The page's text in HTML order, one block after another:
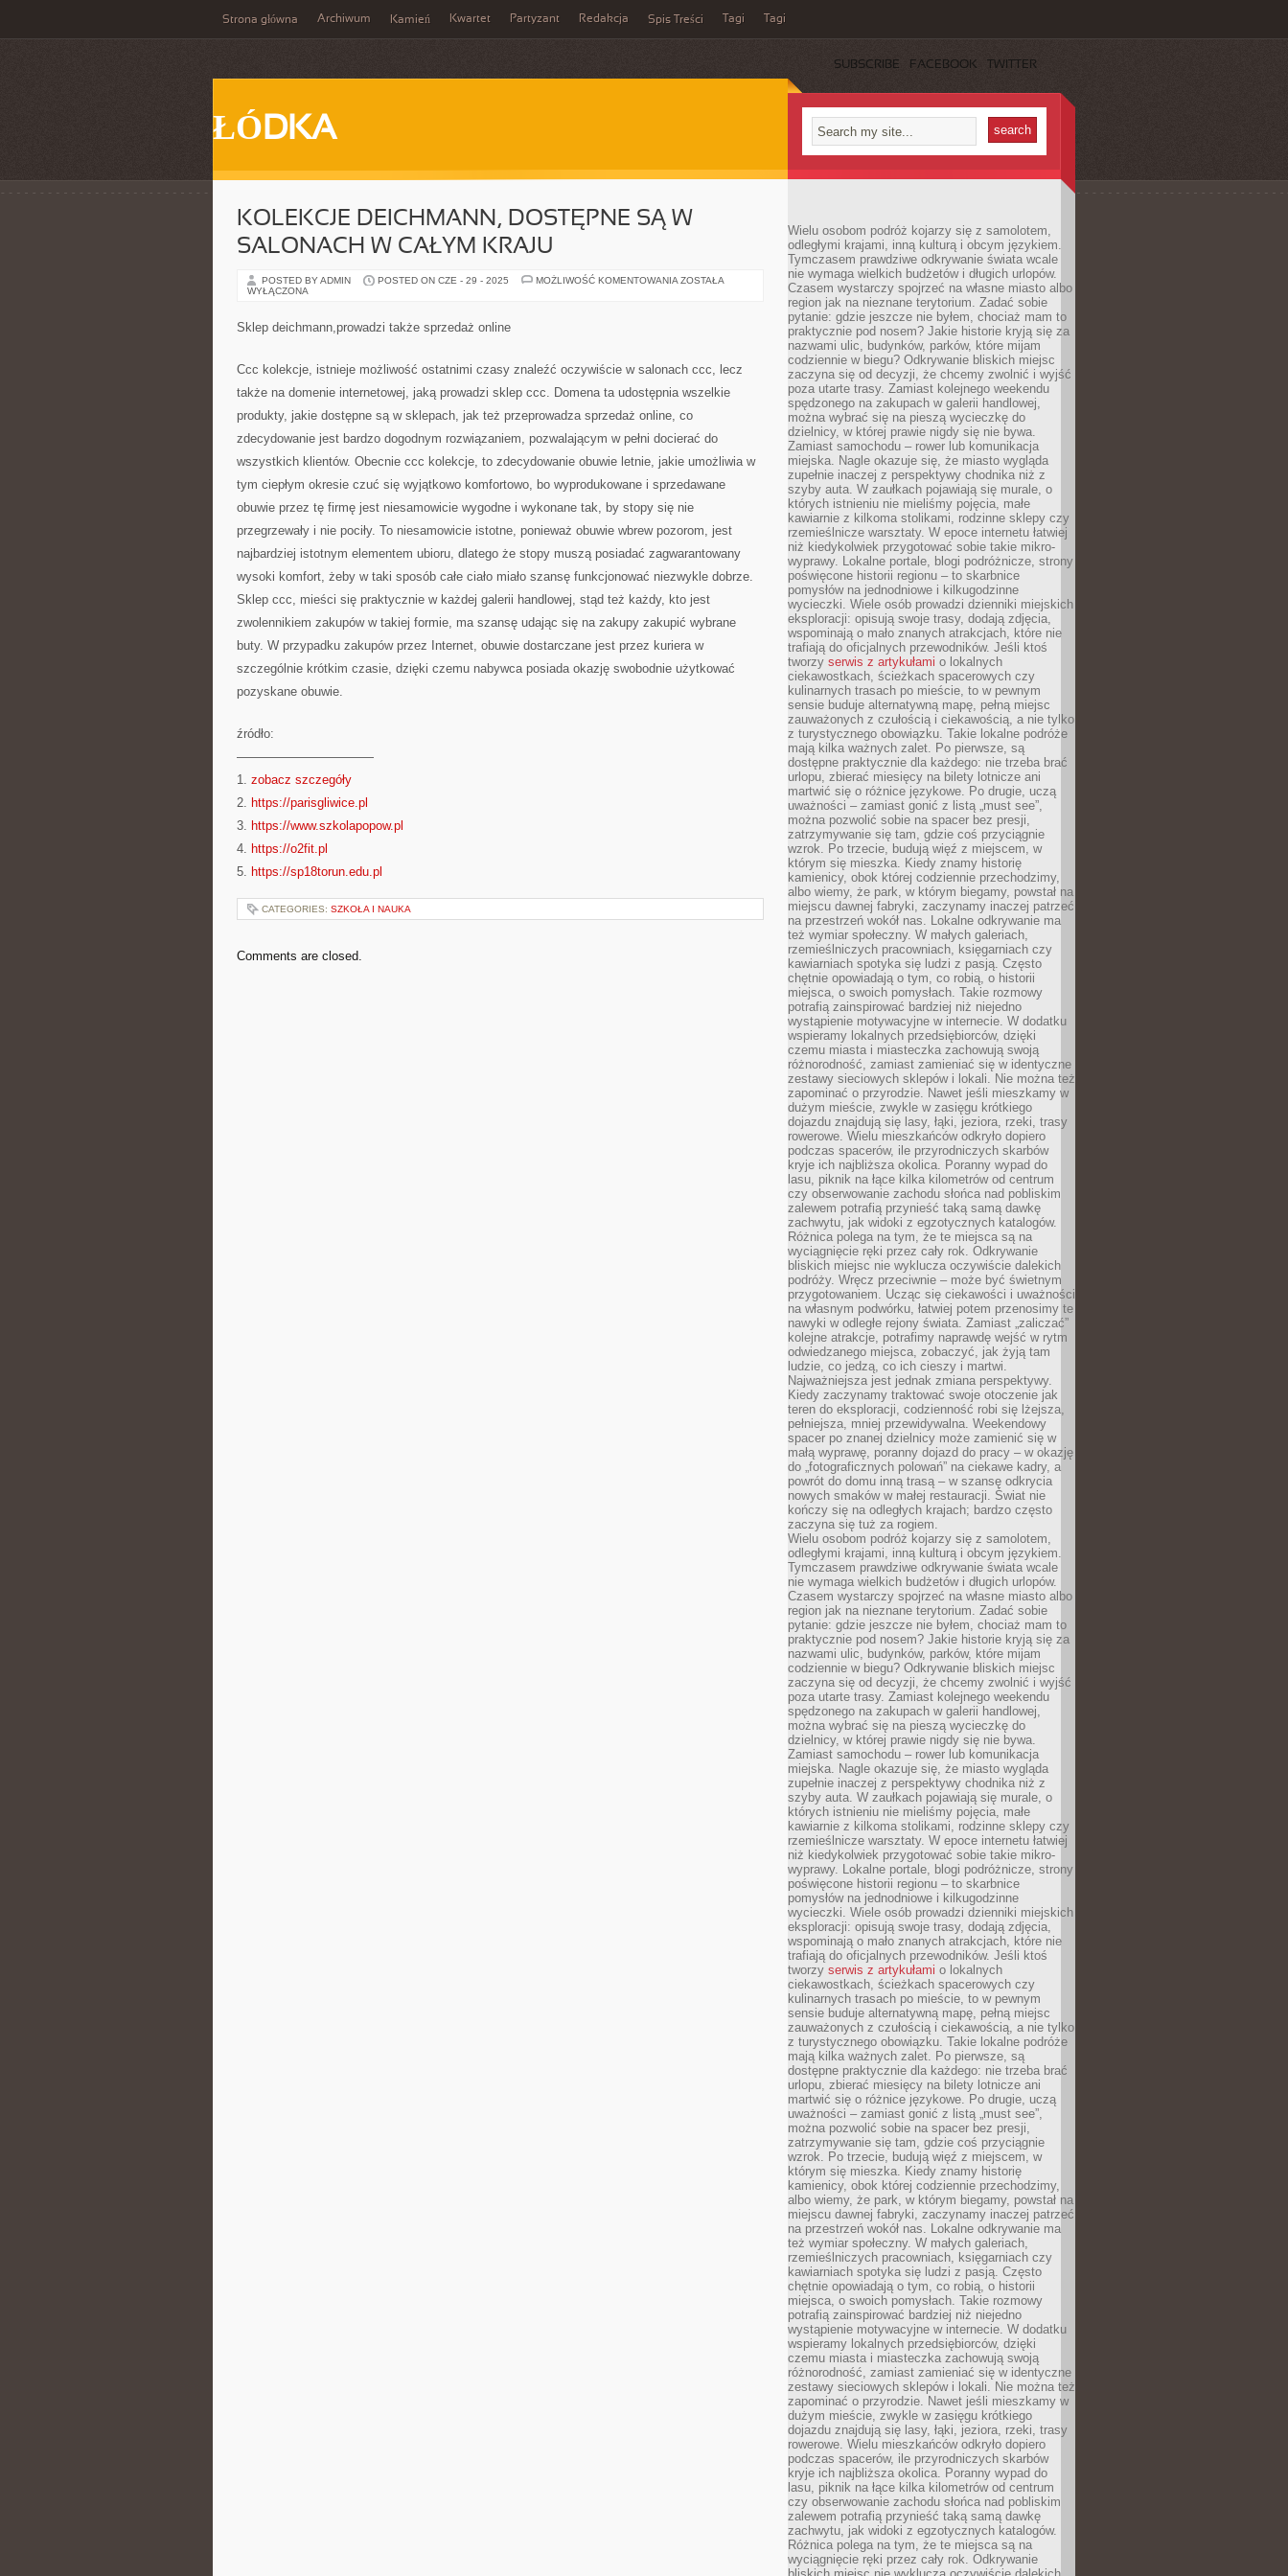
Strona główna Archiwum Kamień Kwartet Partyzant Redakcja Spis Treści Tagi Tagi
SUBSCRIBE FACEBOOK TWITTER
ŁÓDKA
KOLEKCJE DEICHMANN, DOSTĘPNE SĄ W
SALONACH W CAŁYM KRAJU
POSTED BY ADMIN POSTED ON CZE - 29 - 2025 MOŻLIWOŚĆ KOMENTOWANIA KOLEKCJE
KRAJU
ZOSTAŁA
WYŁĄCZONA
Sklep deichmann,prowadzi także sprzedaż online
Ccc kolekcje, istnieje możliwość ostatnimi czasy znaleźć oczywiście w salonach ccc, lecz
także na domenie internetowej, jaką prowadzi sklep ccc. Domena ta udostępnia wszelkie
produkty, jakie dostępne są w sklepach, jak też przeprowadza sprzedaż online, co
zdecydowanie jest bardzo dogodnym rozwiązaniem, pozwalającym w pełni docierać do
wszystkich klientów. Obecnie ccc kolekcje, to zdecydowanie obuwie letnie, jakie umożliwia w
tym ciepłym okresie czuć się wyjątkowo komfortowo, bo wyprodukowane i sprzedawane
obuwie przez tę firmę jest niesamowicie wygodne i wykonane tak, by stopy się nie
przegrzewały i nie pociły. To niesamowicie istotne, ponieważ obuwie wbrew pozorom, jest
najbardziej istotnym elementem ubioru, dlatego że stopy muszą posiadać zagwarantowany
wysoki komfort, żeby w taki sposób całe ciało miało szansę funkcjonować niezwykle dobrze.
Sklep ccc, mieści się praktycznie w każdej galerii handlowej, stąd też każdy, kto jest
zwolennikiem zakupów w takiej formie, ma szansę udając się na zakupy zakupić wybrane
buty. W przypadku zakupów przez Internet, obuwie dostarczane jest przez kuriera w
szczególnie krótkim czasie, dzięki czemu nabywca posiada okazję swobodnie użytkować
pozyskane obuwie.
źródło:
———————————
1. zobacz szczegóły
2. https://parisgliwice.pl
3. https://www.szkolapopow.pl
4. https://o2fit.pl
5. https://sp18torun.edu.pl
CATEGORIES: SZKOŁA I NAUKA
Comments are closed.
Wielu osobom podróż kojarzy się z samolotem,
odległymi krajami, inną kulturą i obcym językiem.
Tymczasem prawdziwe odkrywanie świata wcale
nie wymaga wielkich budżetów i długich urlopów.
Czasem wystarczy spojrzeć na własne miasto albo
region jak na nieznane terytorium. Zadać sobie
pytanie: gdzie jeszcze nie byłem, chociaż mam to
praktycznie pod nosem? Jakie historie kryją się za
nazwami ulic, budynków, parków, które mijam
codziennie w biegu? Odkrywanie bliskich miejsc
zaczyna się od decyzji, że chcemy zwolnić i wyjść
poza utarte trasy. Zamiast kolejnego weekendu
spędzonego na zakupach w galerii handlowej,
można wybrać się na pieszą wycieczkę do
dzielnicy, w której prawie nigdy się nie bywa.
Zamiast samochodu – rower lub komunikacja
miejska. Nagle okazuje się, że miasto wygląda
zupełnie inaczej z perspektywy chodnika niż z
szyby auta. W zaułkach pojawiają się murale, o
których istnieniu nie mieliśmy pojęcia, małe
kawiarnie z kilkoma stolikami, rodzinne sklepy czy
rzemieślnicze warsztaty. W epoce internetu łatwiej
niż kiedykolwiek przygotować sobie takie mikro-
wyprawy. Lokalne portale, blogi podróżnicze, strony
poświęcone historii regionu – to skarbnice
pomysłów na jednodniowe i kilkugodzinne
wycieczki. Wiele osób prowadzi dzienniki miejskich
eksploracji: opisują swoje trasy, dodają zdjęcia,
wspominają o mało znanych atrakcjach, które nie
trafiają do oficjalnych przewodników. Jeśli ktoś
tworzy serwis z artykułami o lokalnych
ciekawostkach, ścieżkach spacerowych czy
kulinarnych trasach po mieście, to w pewnym
sensie buduje alternatywną mapę, pełną miejsc
zauważonych z czułością i ciekawością, a nie tylko
z turystycznego obowiązku. Takie lokalne podróże
mają kilka ważnych zalet. Po pierwsze, są
dostępne praktycznie dla każdego: nie trzeba brać
urlopu, zbierać miesięcy na bilety lotnicze ani
martwić się o różnice językowe. Po drugie, uczą
uważności – zamiast gonić z listą „must see”,
można pozwolić sobie na spacer bez presji,
zatrzymywanie się tam, gdzie coś przyciągnie
wzrok. Po trzecie, budują więź z miejscem, w
którym się mieszka. Kiedy znamy historię
kamienicy, obok której codziennie przechodzimy,
albo wiemy, że park, w którym biegamy, powstał na
miejscu dawnej fabryki, zaczynamy inaczej patrzeć
na przestrzeń wokół nas. Lokalne odkrywanie ma
też wymiar społeczny. W małych galeriach,
rzemieślniczych pracowniach, księgarniach czy
kawiarniach spotyka się ludzi z pasją. Często
chętnie opowiadają o tym, co robią, o historii
miejsca, o swoich pomysłach. Takie rozmowy
potrafią zainspirować bardziej niż niejedno
wystąpienie motywacyjne w internecie. W dodatku
wspieramy lokalnych przedsiębiorców, dzięki
czemu miasta i miasteczka zachowują swoją
różnorodność, zamiast zamieniać się w identyczne
zestawy sieciowych sklepów i lokali. Nie można też
zapominać o przyrodzie. Nawet jeśli mieszkamy w
dużym mieście, zwykle w zasięgu krótkiego
dojazdu znajdują się lasy, łąki, jeziora, rzeki, trasy
rowerowe. Wielu mieszkańców odkryło dopiero
podczas spacerów, ile przyrodniczych skarbów
kryje ich najbliższa okolica. Poranny wypad do
lasu, piknik na łące kilka kilometrów od centrum
czy obserwowanie zachodu słońca nad pobliskim
zalewem potrafią przynieść taką samą dawkę
zachwytu, jak widoki z egzotycznych katalogów.
Różnica polega na tym, że te miejsca są na
wyciągnięcie ręki przez cały rok. Odkrywanie
bliskich miejsc nie wyklucza oczywiście dalekich
podróży. Wręcz przeciwnie – może być świetnym
przygotowaniem. Ucząc się ciekawości i uważności
na własnym podwórku, łatwiej potem przenosimy te
nawyki w odległe rejony świata. Zamiast „zaliczać”
kolejne atrakcje, potrafimy naprawdę wejść w rytm
odwiedzanego miejsca, zobaczyć, jak żyją tam
ludzie, co jedzą, co ich cieszy i martwi.
Najważniejsza jest jednak zmiana perspektywy.
Kiedy zaczynamy traktować swoje otoczenie jak
teren do eksploracji, codzienność robi się lżejsza,
pełniejsza, mniej przewidywalna. Weekendowy
spacer po znanej dzielnicy może zamienić się w
małą wyprawę, poranny dojazd do pracy – w okazję
do „fotograficznych polowań” na ciekawe kadry, a
powrót do domu inną trasą – w szansę odkrycia
nowych smaków w małej restauracji. Świat nie
kończy się na odległych krajach; bardzo często
zaczyna się tuż za rogiem.
Wielu osobom podróż kojarzy się z samolotem,
odległymi krajami, inną kulturą i obcym językiem.
Tymczasem prawdziwe odkrywanie świata wcale
nie wymaga wielkich budżetów i długich urlopów.
Czasem wystarczy spojrzeć na własne miasto albo
region jak na nieznane terytorium. Zadać sobie
pytanie: gdzie jeszcze nie byłem, chociaż mam to
praktycznie pod nosem? Jakie historie kryją się za
nazwami ulic, budynków, parków, które mijam
codziennie w biegu? Odkrywanie bliskich miejsc
zaczyna się od decyzji, że chcemy zwolnić i wyjść
poza utarte trasy. Zamiast kolejnego weekendu
spędzonego na zakupach w galerii handlowej,
można wybrać się na pieszą wycieczkę do
dzielnicy, w której prawie nigdy się nie bywa.
Zamiast samochodu – rower lub komunikacja
miejska. Nagle okazuje się, że miasto wygląda
zupełnie inaczej z perspektywy chodnika niż z
szyby auta. W zaułkach pojawiają się murale, o
których istnieniu nie mieliśmy pojęcia, małe
kawiarnie z kilkoma stolikami, rodzinne sklepy czy
rzemieślnicze warsztaty. W epoce internetu łatwiej
niż kiedykolwiek przygotować sobie takie mikro-
wyprawy. Lokalne portale, blogi podróżnicze, strony
poświęcone historii regionu – to skarbnice
pomysłów na jednodniowe i kilkugodzinne
wycieczki. Wiele osób prowadzi dzienniki miejskich
eksploracji: opisują swoje trasy, dodają zdjęcia,
wspominają o mało znanych atrakcjach, które nie
trafiają do oficjalnych przewodników. Jeśli ktoś
tworzy serwis z artykułami o lokalnych
ciekawostkach, ścieżkach spacerowych czy
kulinarnych trasach po mieście, to w pewnym
sensie buduje alternatywną mapę, pełną miejsc
zauważonych z czułością i ciekawością, a nie tylko
z turystycznego obowiązku. Takie lokalne podróże
mają kilka ważnych zalet. Po pierwsze, są
dostępne praktycznie dla każdego: nie trzeba brać
urlopu, zbierać miesięcy na bilety lotnicze ani
martwić się o różnice językowe. Po drugie, uczą
uważności – zamiast gonić z listą „must see”,
można pozwolić sobie na spacer bez presji,
zatrzymywanie się tam, gdzie coś przyciągnie
wzrok. Po trzecie, budują więź z miejscem, w
którym się mieszka. Kiedy znamy historię
kamienicy, obok której codziennie przechodzimy,
albo wiemy, że park, w którym biegamy, powstał na
miejscu dawnej fabryki, zaczynamy inaczej patrzeć
na przestrzeń wokół nas. Lokalne odkrywanie ma
też wymiar społeczny. W małych galeriach,
rzemieślniczych pracowniach, księgarniach czy
kawiarniach spotyka się ludzi z pasją. Często
chętnie opowiadają o tym, co robią, o historii
miejsca, o swoich pomysłach. Takie rozmowy
potrafią zainspirować bardziej niż niejedno
wystąpienie motywacyjne w internecie. W dodatku
wspieramy lokalnych przedsiębiorców, dzięki
czemu miasta i miasteczka zachowują swoją
różnorodność, zamiast zamieniać się w identyczne
zestawy sieciowych sklepów i lokali. Nie można też
zapominać o przyrodzie. Nawet jeśli mieszkamy w
dużym mieście, zwykle w zasięgu krótkiego
dojazdu znajdują się lasy, łąki, jeziora, rzeki, trasy
rowerowe. Wielu mieszkańców odkryło dopiero
podczas spacerów, ile przyrodniczych skarbów
kryje ich najbliższa okolica. Poranny wypad do
lasu, piknik na łące kilka kilometrów od centrum
czy obserwowanie zachodu słońca nad pobliskim
zalewem potrafią przynieść taką samą dawkę
zachwytu, jak widoki z egzotycznych katalogów.
Różnica polega na tym, że te miejsca są na
wyciągnięcie ręki przez cały rok. Odkrywanie